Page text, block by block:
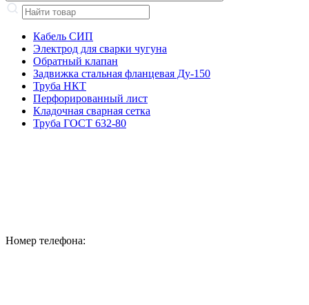
Кабель СИП
Электрод для сварки чугуна
Обратный клапан
Задвижка стальная фланцевая Ду-150
Труба НКТ
Перфорированный лист
Кладочная сварная сетка
Труба ГОСТ 632-80
Номер телефона: